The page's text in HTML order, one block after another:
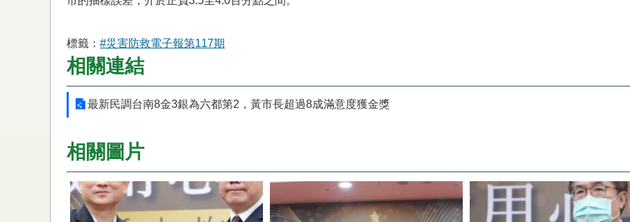
標籤： #災害防救電子報第117期
相關連結
最新民調台南8金3銀為六都第2，黃市長超過8成滿意度獲金獎
相關圖片